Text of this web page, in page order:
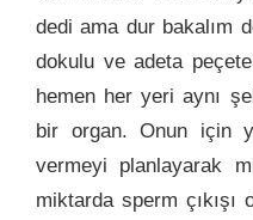
dedi ama dur bakalım
dokulu ve adeta
hemen her yeri aynı
bir organ. Onun için
vermeyi planlayarak
miktarda sperm çıkışı